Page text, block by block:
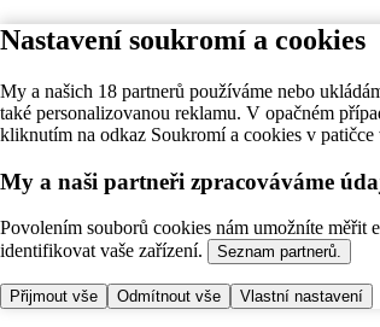
Nastavení soukromí a cookies
My a našich 18 partnerů používáme nebo
také personalizovanou reklamu. V opačném
kliknutím na odkaz Soukromí a cookies v patičce
My a naši partneři zpracováváme
Povolením souborů cookies nám umožníte měřit
identifikovat vaše zařízení.
Seznam partnerů.
Přijmout vše Odmítnout vše Vlastní nastavení